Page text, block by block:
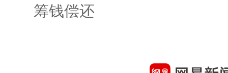
筹钱偿还